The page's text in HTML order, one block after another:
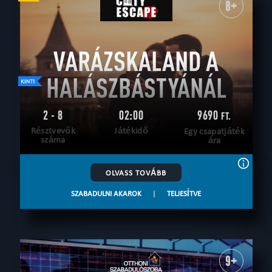
8+
VARÁZSKALAND A
HALÁSZBÁSTYÁNÁL
2 - 8
Résztvevők
száma
02:00
Játékidő
9690FT.
Egy csapatjáték
ára
OLVASS TOVÁBB
SZABADULNI AKAROK | TELJESÍTVE
9+